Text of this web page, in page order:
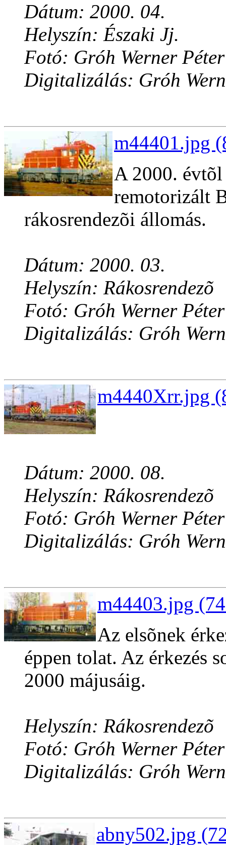
Dátum: 2000. 04.
Helyszín: Északi Jj.
Fotó: Gróh Werner Péter
Digitalizálás: Gróh
m44401.jpg
A 2000. évtõl
remotorizált
rákosrendezõi állomás.
Dátum: 2000. 03.
Helyszín: Rákosrendezõ
Fotó: Gróh Werner Péter
Digitalizálás: Gróh
m4440Xrr.jpg
Dátum: 2000. 08.
Helyszín: Rákosrendezõ
Fotó: Gróh Werner Péter
Digitalizálás: Gróh
m44403.jpg
Az elsõnek
éppen tolat. Az érkezés
2000 májusáig.
Helyszín: Rákosrendezõ
Fotó: Gróh Werner Péter
Digitalizálás: Gróh
abny502.jpg